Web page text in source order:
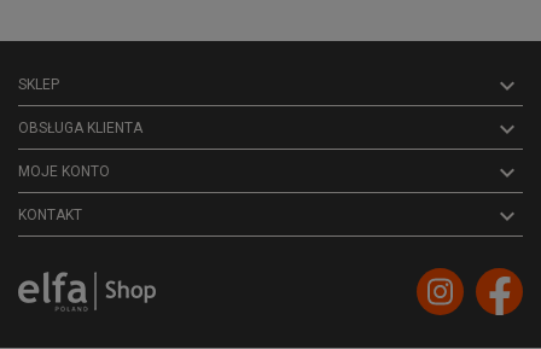
SKLEP 
OBSŁUGA KLIENTA 
MOJE KONTO 
KONTAKT keyboard_arrow_down